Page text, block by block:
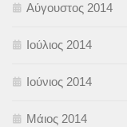
Αύγουστος 2014
Ιούλιος 2014
Ιούνιος 2014
Μάιος 2014